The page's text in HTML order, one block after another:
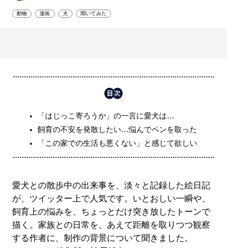
動物 漫画 犬 聞いてみた
「はじっこ寄ろうか」の一言に愛犬は…
飼育の不安を発散したい…悩んでペンを取った
「この家での生活も悪くない」と感じて欲しい
愛犬との散歩中の出来事を、淡々と記録した絵日記
が、ツイッター上で人気です。いとおしい一瞬や、
飼育上の悩みを、ちょっとだけ突き放したトーンで
描く。家族との日常を、あえて距離を取りつつ観察
する作者に、制作の背景について聞きました。